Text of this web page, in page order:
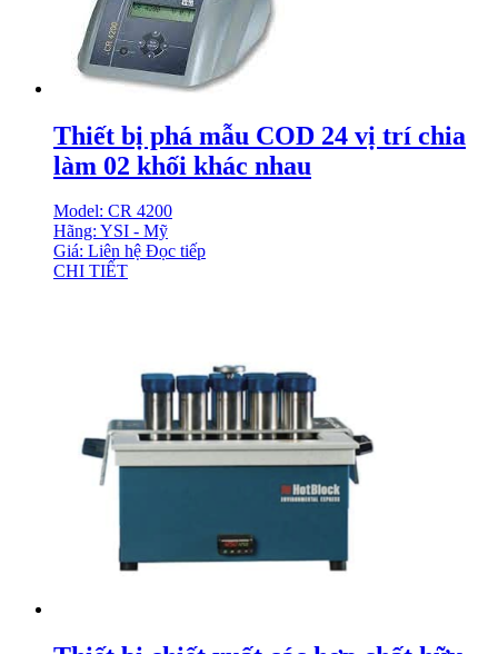
Thiết bị phá mẫu COD 24 vị trí chia
làm 02 khối khác nhau
Model: CR 4200
Hãng: YSI - Mỹ
Giá: Liên hệ Đọc tiếp
CHI TIẾT